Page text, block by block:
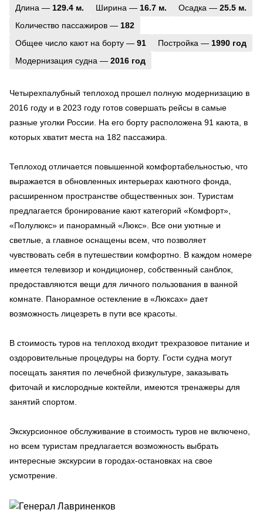
Длина — 129.4 м. Ширина — 16.7 м. Осадка — 25.5 м.
Количество пассажиров — 182
Общее число кают на борту — 91 Постройка — 1990 год
Модернизация судна — 2016 год
Четырехпалубный теплоход прошел полную модернизацию в
2016 году и в 2023 году готов совершать рейсы в самые
разные уголки России. На его борту расположена 91 каюта, в
которых хватит места на 182 пассажира.
Теплоход отличается повышенной комфортабельностью, что
выражается в обновленных интерьерах каютного фонда,
расширенном пространстве общественных зон. Туристам
предлагается бронирование кают категорий «Комфорт»,
«Полулюкс» и панорамный «Люкс». Все они уютные и
светлые, а главное оснащены всем, что позволяет
чувствовать себя в путешествии комфортно. В каждом номере
имеется телевизор и кондиционер, собственный санблок,
предоставляются вещи для личного пользования в ванной
комнате. Панорамное остекление в «Люксах» дает
возможность лицезреть в пути все красоты.
В стоимость туров на теплоход входит трехразовое питание и
оздоровительные процедуры на борту. Гости судна могут
посещать занятия по лечебной физкультуре, заказывать
фиточай и кислородные коктейли, имеются тренажеры для
занятий спортом.
Экскурсионное обслуживание в стоимость туров не включено,
но всем туристам предлагается возможность выбрать
интересные экскурсии в городах-остановках на свое
усмотрение.